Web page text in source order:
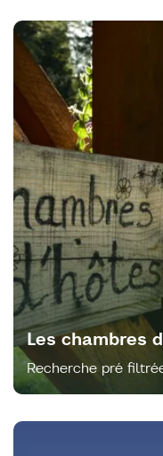
Les chambres
Recherche pré